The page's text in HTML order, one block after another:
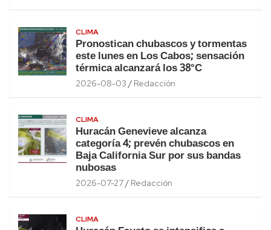
CLIMA
Pronostican chubascos y tormentas
este lunes en Los Cabos; sensación
térmica alcanzará los 38°C
2026-08-03 Redacción
CLIMA
Huracán Genevieve alcanza
categoría 4; prevén chubascos en
Baja California Sur por sus bandas
nubosas
2026-07-27 Redacción
CLIMA